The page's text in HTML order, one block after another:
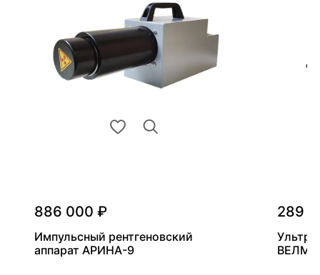
886 000 ₽
Импульсный рентгеновский
аппарат АРИНА-9
289